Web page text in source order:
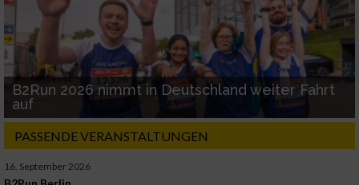
B2Run 2026 nimmt in Deutschland weiter Fahrt
auf
PASSENDE VERANSTALTUNGEN
16. September 2026